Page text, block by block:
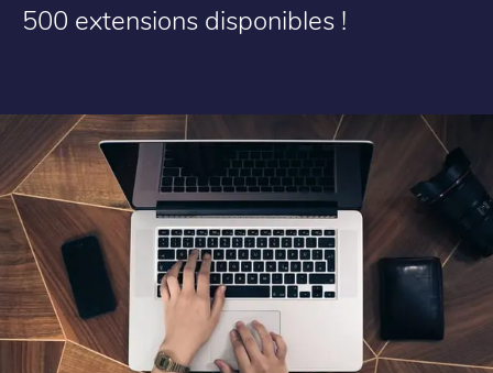
500 extensions disponibles !